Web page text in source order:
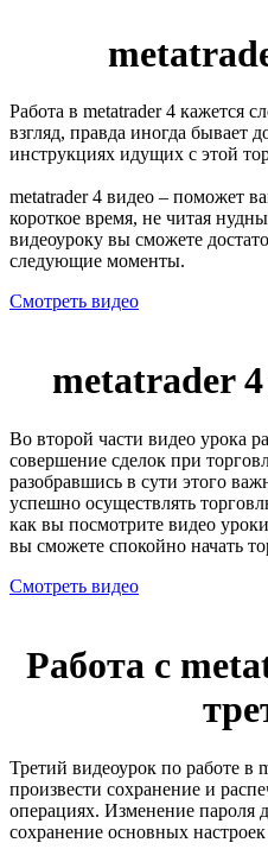
Работа в metatrader 4 кажется
взгляд, правда иногда бывает
инструкциях идущих с этой
metatrader 4 видео – поможет
короткое время, не читая
видеоуроку вы сможете
следующие моменты.
Смотреть видео
metatrader
Во второй части видео урока
совершение сделок при
разобравшись в сути этого
успешно осуществлять
как вы посмотрите видео
вы сможете спокойно начать
Смотреть видео
Работа с
Третий видеоурок по работе в
произвести сохранение и
операциях. Изменение пароля
сохранение основных